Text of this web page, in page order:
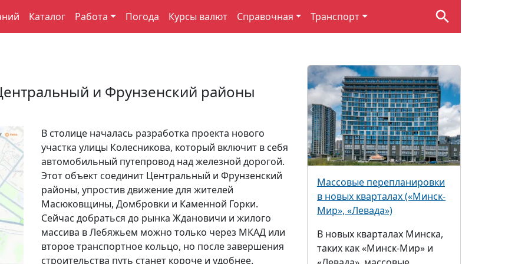
Каталог Работа Погода Курсы валют Справочная Транспорт
и Фрунзенский районы
В столице началась разработка проекта нового
участка улицы Колесникова, который включит в себя
автомобильный путепровод над железной дорогой.
Этот объект соединит Центральный и Фрунзенский
районы, упростив движение для жителей
Масюковщины, Домбровки и Каменной Горки.
Сейчас добраться до рынка Ждановичи и жилого
массива в Лебяжьем можно только через МКАД или
второе транспортное кольцо, но после завершения
строительства путь станет короче и удобнее.
Массовые перепланировки
в новых кварталах («Минск-
Мир», «Левада»)
В новых кварталах Минска,
таких как «Минск-Мир» и